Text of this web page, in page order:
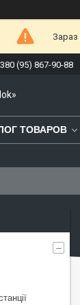
Зараз
(95) 867-90-88
ТОВАРОВ